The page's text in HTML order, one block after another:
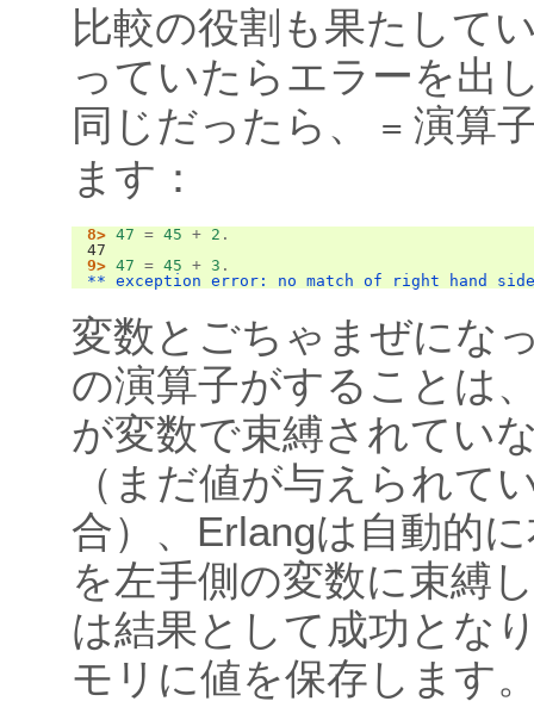
比較の役割も果たして
っていたらエラーを出
同じだったら、
= 演算
ます：
8> 47 = 45 + 2 .
47
9> 47 = 45 + 3 .
** exception error: no match of right hand
変数とごちゃまぜにな
の演算子がすることは
が変数で束縛されてい
（まだ値が与えられて
合）、Erlangは自動的
を左手側の変数に束縛
は結果として成功とな
モリに値を保存します